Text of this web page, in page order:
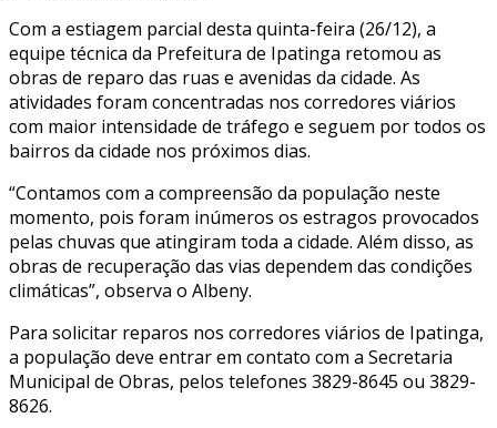
Com a estiagem parcial desta quinta-feira (26/12), a
equipe técnica da Prefeitura de Ipatinga retomou as
obras de reparo das ruas e avenidas da cidade. As
atividades foram concentradas nos corredores viários
com maior intensidade de tráfego e seguem por todos os
bairros da cidade nos próximos dias.
“Contamos com a compreensão da população neste
momento, pois foram inúmeros os estragos provocados
pelas chuvas que atingiram toda a cidade. Além disso, as
obras de recuperação das vias dependem das condições
climáticas”, observa o Albeny.
Para solicitar reparos nos corredores viários de Ipatinga,
a população deve entrar em contato com a Secretaria
Municipal de Obras, pelos telefones 3829-8645 ou 3829-
8626.